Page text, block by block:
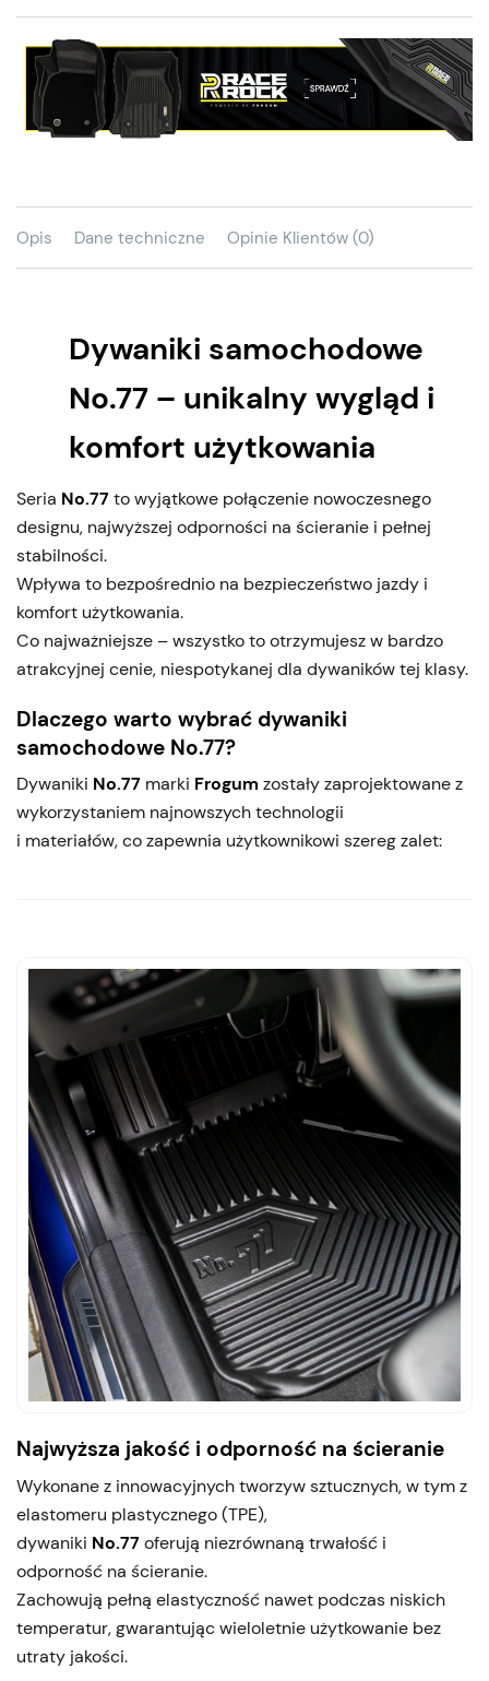
Opis Dane techniczne Opinie Klientów (0)
Dywaniki samochodowe
No.77 – unikalny wygląd i
komfort użytkowania
Seria No.77 to wyjątkowe połączenie nowoczesnego
designu, najwyższej odporności na ścieranie i pełnej
stabilności.
Wpływa to bezpośrednio na bezpieczeństwo jazdy i
komfort użytkowania.
Co najważniejsze – wszystko to otrzymujesz w bardzo
atrakcyjnej cenie, niespotykanej dla dywaników tej klasy.
Dlaczego warto wybrać dywaniki
samochodowe No.77?
Dywaniki No.77 marki Frogum zostały zaprojektowane z
wykorzystaniem najnowszych technologii
i materiałów, co zapewnia użytkownikowi szereg zalet:
Najwyższa jakość i odporność na ścieranie
Wykonane z innowacyjnych tworzyw sztucznych, w tym z
elastomeru plastycznego (TPE),
dywaniki No.77 oferują niezrównaną trwałość i
odporność na ścieranie.
Zachowują pełną elastyczność nawet podczas niskich
temperatur, gwarantując wieloletnie użytkowanie bez
utraty jakości.